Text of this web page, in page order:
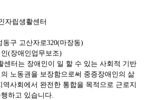
자립생활센터
동구 고산자로320(마장동)
인(장애인업무보조)
센터는 장애인이 일 할 수 있는 사회적 기반
노동권을 보장함으로써 중증장애인의 삶
사회에서 완전한 통합을 목적으로 근로지
하고 있습니다
스케치북5